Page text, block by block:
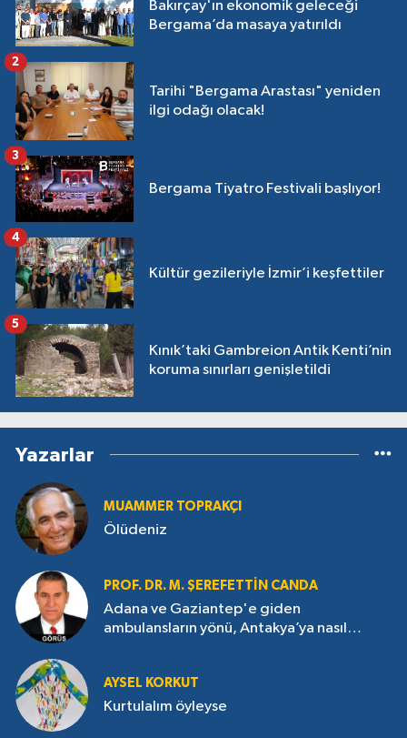
Bakırçay'ın ekonomik geleceği
Bergama’da masaya yatırıldı
Tarihi "Bergama Arastası" yeniden
ilgi odağı olacak!
2
Bergama Tiyatro Festivali başlıyor!
3
Kültür gezileriyle İzmir’i keşfettiler
4
Kınık’taki Gambreion Antik Kenti’nin
koruma sınırları genişletildi
5
Yazarlar
MUAMMER TOPRAKÇI
Ölüdeniz
PROF. DR. M. ŞEREFETTIN CANDA
Adana ve Gaziantep'e giden
ambulansların yönü, Antakya’ya nasıl
AYSEL KORKUT
Kurtulalım öyleyse